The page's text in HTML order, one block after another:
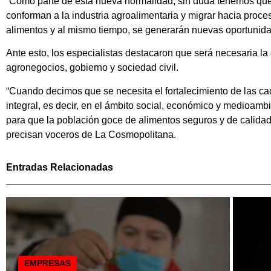
conforman a la industria agroalimentaria y migrar hacia
alimentos y al mismo tiempo, se generarán nuevas
Ante esto, los especialistas destacaron que será necesaria
agronegocios, gobierno y sociedad civil.
“Cuando decimos que se necesita el fortalecimiento de las
integral, es decir, en el ámbito social, económico y
para que la población goce de alimentos seguros y de
precisan voceros de La Cosmopolitana.
Entradas Relacionadas
EMPRESAS